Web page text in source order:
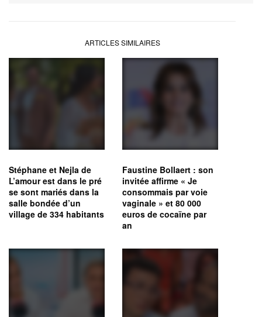
ARTICLES SIMILAIRES
Stéphane et Nejla de
L’amour est dans le pré
se sont mariés dans la
salle bondée d’un
village de 334 habitants
Faustine Bollaert : son
invitée affirme « Je
consommais par voie
vaginale » et 80 000
euros de cocaïne par
an